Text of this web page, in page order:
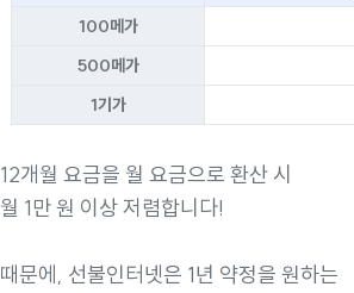
100메가
500메가
1기가
12개월 요금을 월 요금으로 환산 시
월 1만 원 이상 저렴합니다!
때문에, 선불인터넷은 1년 약정을 원하는